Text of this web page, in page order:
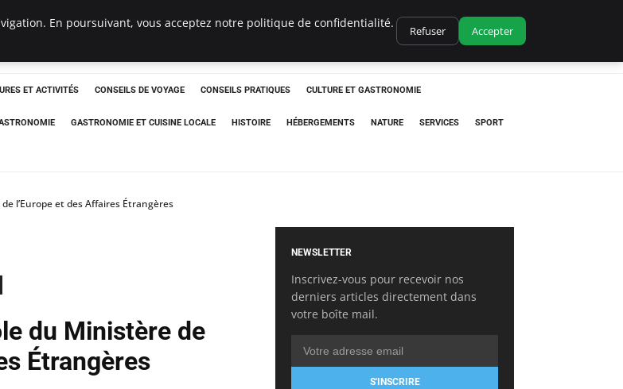
ET ACTIVITÉS CONSEILS DE VOYAGE CONSEILS PRATIQUES CULTURE ET GASTRONOMIE
GASTRONOMIE ET CUISINE LOCALE HISTOIRE HÉBERGEMENTS NATURE SERVICES SPORT
l’Europe et des Affaires Étrangères
du Ministère de
Étrangères
NEWSLETTER
Inscrivez-vous pour recevoir nos
derniers articles directement dans
votre boîte mail.
S'INSCRIRE
En poursuivant, vous acceptez notre politique de confidentialité.
Refuser Accepter